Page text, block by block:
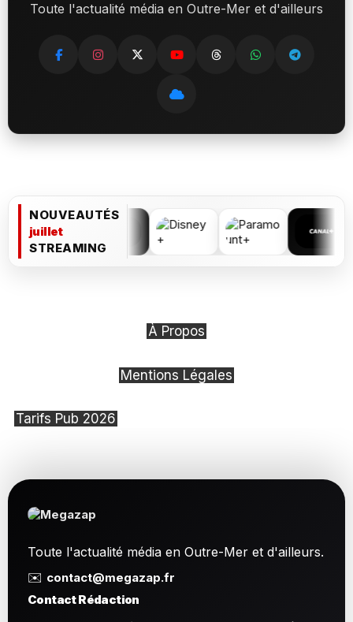
Toute l'actualité média en Outre-Mer et d'ailleurs
NOUVEAUTÉS
juillet
STREAMING
À Propos
Mentions Légales
Tarifs Pub 2026
Toute l'actualité média en Outre-Mer et d'ailleurs.
✉️ contact@megazap.fr
Contact Rédaction